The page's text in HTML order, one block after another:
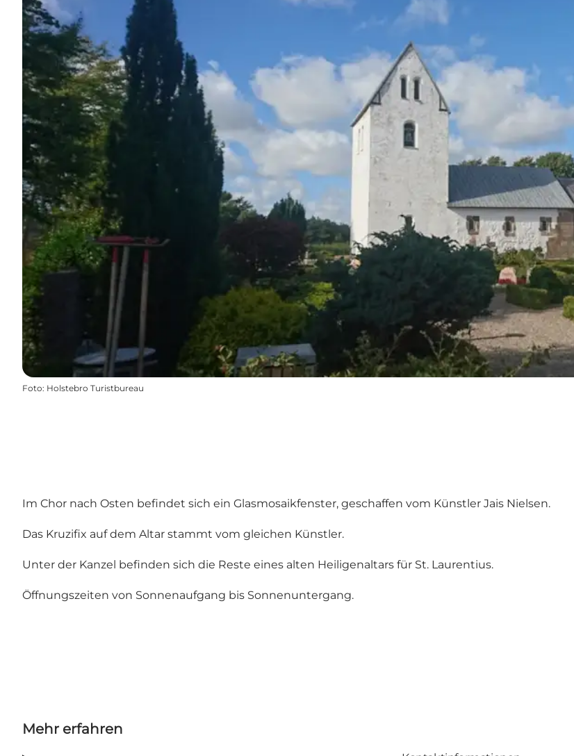
Foto: Holstebro Turistbureau
Im Chor nach Osten befindet sich ein Glasmosaikfenster, geschaffen vom Künstler Jais Nielsen.
Das Kruzifix auf dem Altar stammt vom gleichen Künstler.
Unter der Kanzel befinden sich die Reste eines alten Heiligenaltars für St. Laurentius.
Öffnungszeiten von Sonnenaufgang bis Sonnenuntergang.
Mehr erfahren